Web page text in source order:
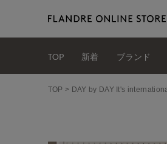
TOP 新着 ブランド
TOP DAY by DAY It's